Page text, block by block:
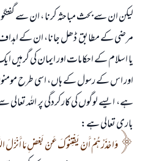
لیکن ان سے بحث مباحثہ کرنا ، ان سے
مرضی کے مطابق ڈھل جانا، ان کے اہداف
یا اسلام کے احکامات اور ایمان کی گرہیں
اور اس کے رسول کے ہاں، اسی طرح
ہے، ایسے لوگوں کی کارکردگی پر اللہ
باری تعالی ہے:
وَاحْذَرْهُمْ أَنْ يَفْتِنُوكَ عَنْ بَعْضِ مَا أَنْزَلَ